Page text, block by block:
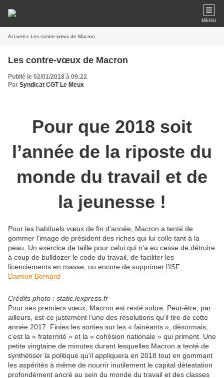
MENU
Accueil » Les contre-vœux de Macron
Les contre-vœux de Macron
Publié le 02/01/2018 à 09:22
Par Syndicat CGT Le Meux
Pour que 2018 soit
l’année de la riposte du
monde du travail et de
la jeunesse !
Pour les habituels vœux de fin d’année, Macron a tenté de
gommer l’image de président des riches qui lui colle tant à la
peau. Un exercice de taille pour celui qui n’a eu cesse de détruire
à coup de bulldozer le code du travail, de faciliter les
licenciements en masse, ou encore de supprimer l’ISF.
Damien Bernard
Crédits photo : static.lexpress.fr
Pour ses premiers vœux, Macron est resté sobre. Peut-être, par
ailleurs, est-ce justement l’une des résolutions qu’il tire de cette
année 2017. Finies les sorties sur les « fainéants », désormais,
c’est la « fraternité » et la « cohésion nationale » qui priment. Une
petite vingtaine de minutes durant lesquelles Macron a tenté de
synthétiser la politique qu’il appliquera en 2018 tout en gommant
les aspérités à même de nourrir inutilement le capital détestation
profondément ancré au sein du monde du travail et des classes